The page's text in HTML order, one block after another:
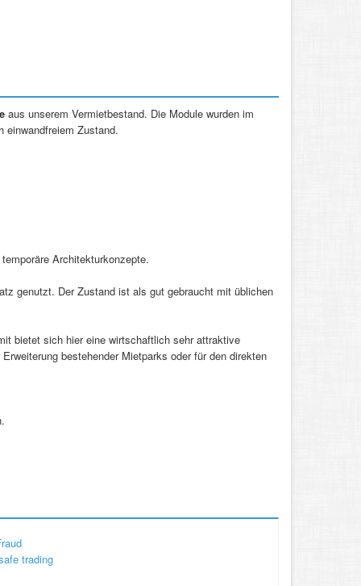
aus unserem Vermietbestand. Die Module wurden im
einwandfreiem Zustand.
Architekturkonzepte.
genutzt. Der Zustand ist als gut gebraucht mit üblichen
bietet sich hier eine wirtschaftlich sehr attraktive
bestehender Mietparks oder für den direkten
trading